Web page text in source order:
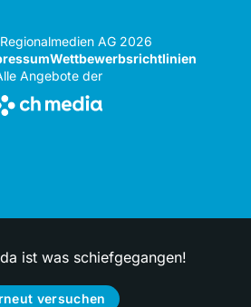
AG 2026
Wettbewerbsrichtlinien
Angebote der
ist was schiefgegangen!
versuchen